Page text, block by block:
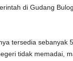
di Gudang
tersedia sebanyak
tidak memadai,